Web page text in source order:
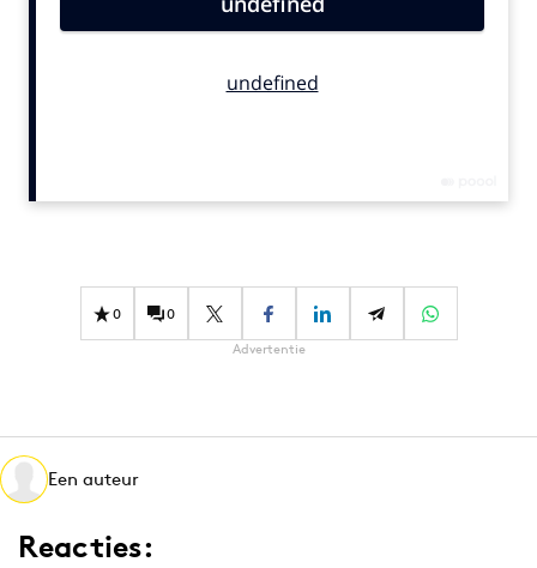
Carriere
Design
Diversiteit
Effectiviteit
Martech
Media
Merkstrategie
0 0
Advertentie
Een auteur
Reacties: